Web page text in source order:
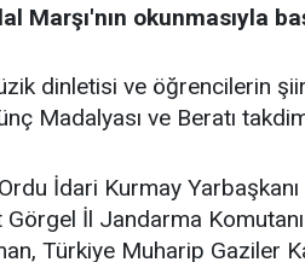
Marşı'nın okunmasıyla
dinletisi ve öğrencilerin şiir
Madalyası ve Beratı
İdari Kurmay
Görgel İl Jandarma
Türkiye Muharip Gaziler